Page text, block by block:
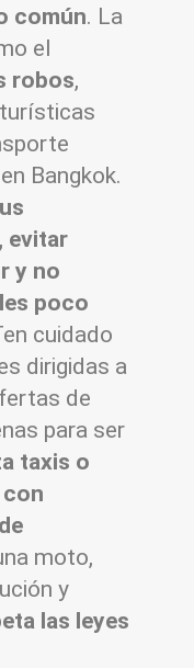
común. La
el
robos,
Bangkok.
evitar
y no
poco
cuidado
dirigidas a
de
para ser
taxis o
moto,
y
las leyes